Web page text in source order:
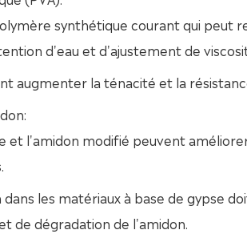
synthétique courant qui
d'eau et d'ajustement de
augmenter la ténacité et la
et l'amidon modifié peuvent
les matériaux à base de gypse
de dégradation de l'amidon.